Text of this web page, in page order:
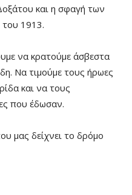
και η σφαγή των
του 1913.
να κρατούμε άσβεστα
Να τιμούμε τους ήρωες
και να τους
που έδωσαν.
μας δείχνει το δρόμο